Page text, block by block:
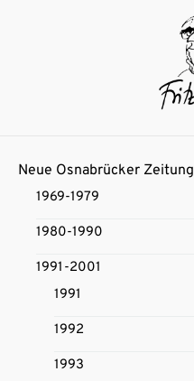
Neue Osnabrücker Zeitung
1969-1979
1980-1990
1991-2001
1991
1992
1993